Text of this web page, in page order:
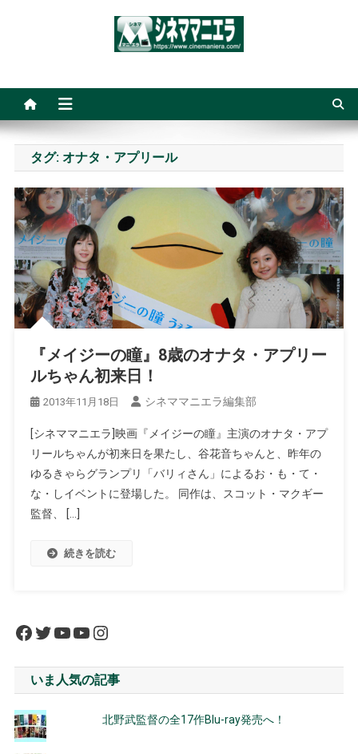
タグ: オナタ・アプリール
『メイジーの瞳』8歳のオナタ・アプリー
ルちゃん初来日！
2013年11月18日 シネママニエラ編集部
[シネママニエラ]映画『メイジーの瞳』主演のオナタ・アプ
リールちゃんが初来日を果たし、谷花音ちゃんと、昨年の
ゆるきゃらグランプリ「バリィさん」によるお・も・て・
な・しイベントに登場した。 同作は、スコット・マクギー
監督、 […]
続きを読む
Facebook
Twitter
YouTube
YouTube
Instagram
いま人気の記事
北野武監督の全17作Blu-ray発売へ！